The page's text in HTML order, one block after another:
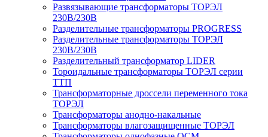
Развязывающие трансформаторы ТОРЭЛ
230В/230В
Разделительные трансформаторы PROGRESS
Разделительные трансформаторы ТОРЭЛ
230В/230В
Разделительный трансформатор LIDER
Тороидальные трансформаторы ТОРЭЛ серии
ТТП
Трансформаторные дроссели переменного тока
ТОРЭЛ
Трансформаторы анодно-накальные
Трансформаторы влагозащищенные ТОРЭЛ